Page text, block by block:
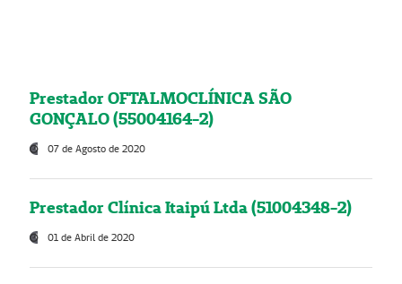
Prestador OFTALMOCLÍNICA SÃO
GONÇALO (55004164-2)
07 de Agosto de 2020
Prestador Clínica Itaipú Ltda (51004348-2)
01 de Abril de 2020